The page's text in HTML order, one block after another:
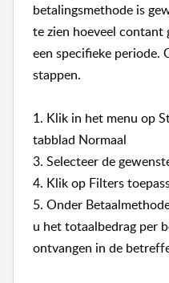
betalingsmethode is
te zien hoeveel contant
een specifieke periode.
stappen.
1. Klik in het menu op
tabblad Normaal
3. Selecteer de
4. Klik op Filters
5. Onder
u het totaalbedrag per
ontvangen in de